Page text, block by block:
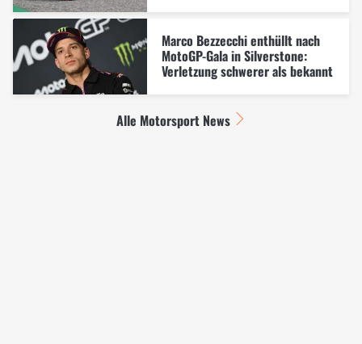
Marco Bezzecchi enthüllt nach
MotoGP-Gala in Silverstone:
Verletzung schwerer als bekannt
Alle Motorsport News